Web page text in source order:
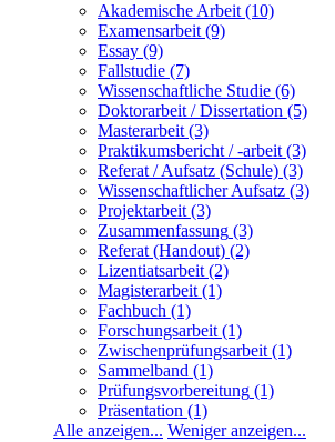
Akademische Arbeit (10)
Examensarbeit (9)
Essay (9)
Fallstudie (7)
Wissenschaftliche Studie (6)
Doktorarbeit / Dissertation (5)
Masterarbeit (3)
Praktikumsbericht / -arbeit (3)
Referat / Aufsatz (Schule) (3)
Wissenschaftlicher Aufsatz (3)
Projektarbeit (3)
Zusammenfassung (3)
Referat (Handout) (2)
Lizentiatsarbeit (2)
Magisterarbeit (1)
Fachbuch (1)
Forschungsarbeit (1)
Zwischenprüfungsarbeit (1)
Sammelband (1)
Prüfungsvorbereitung (1)
Präsentation (1)
Alle anzeigen... Weniger anzeigen...